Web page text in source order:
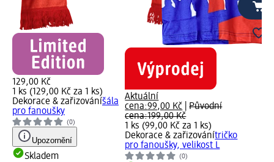
129,00 Kč
1 ks (129,00 Kč za 1 ks)
Dekorace & zařizováníšála
pro fanoušky
(0)
Upozornění
Skladem
Aktuální
cena:99,00 Kč |Původní
cena:199,00 Kč
1 ks (99,00 Kč za 1 ks)
Dekorace & zařizovánítričko
pro fanoušky, velikost L
(0)